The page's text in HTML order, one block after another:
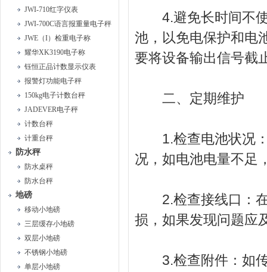
JWI-710红字仪表
JWI-700C语言报重量电子秤
JWE（I）检重电子称
耀华XK3190电子称
钰恒正品计数显示仪表
报警灯功能电子秤
150kg电子计数台秤
JADEVER电子秤
计数台秤
计重台秤
防水秤
防水桌秤
防水台秤
地磅
移动小地磅
三层缓存小地磅
双层小地磅
不锈钢小地磅
单层小地磅
4.避免长时间不使
池，以免电保护和电
要将设备输出信号截
二、定期维护
1.检查电池状况：
况，如电池电量不足
2.检查接线口：在
损，如果发现问题应
3.检查附件：如传